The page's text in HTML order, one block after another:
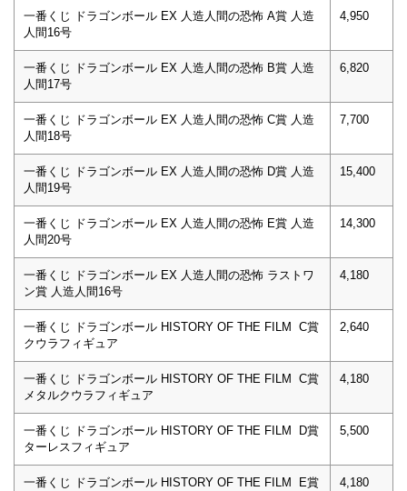
一番くじ ドラゴンボール EX 人造人間の恐怖 A賞 人造
人間16号
4,950
一番くじ ドラゴンボール EX 人造人間の恐怖 B賞 人造
人間17号
6,820
一番くじ ドラゴンボール EX 人造人間の恐怖 C賞 人造
人間18号
7,700
一番くじ ドラゴンボール EX 人造人間の恐怖 D賞 人造
人間19号
15,400
一番くじ ドラゴンボール EX 人造人間の恐怖 E賞 人造
人間20号
14,300
一番くじ ドラゴンボール EX 人造人間の恐怖 ラストワ
ン賞 人造人間16号
4,180
一番くじ ドラゴンボール HISTORY OF THE FILM C賞
クウラフィギュア
2,640
一番くじ ドラゴンボール HISTORY OF THE FILM C賞
メタルクウラフィギュア
4,180
一番くじ ドラゴンボール HISTORY OF THE FILM D賞
ターレスフィギュア
5,500
一番くじ ドラゴンボール HISTORY OF THE FILM E賞
4,180